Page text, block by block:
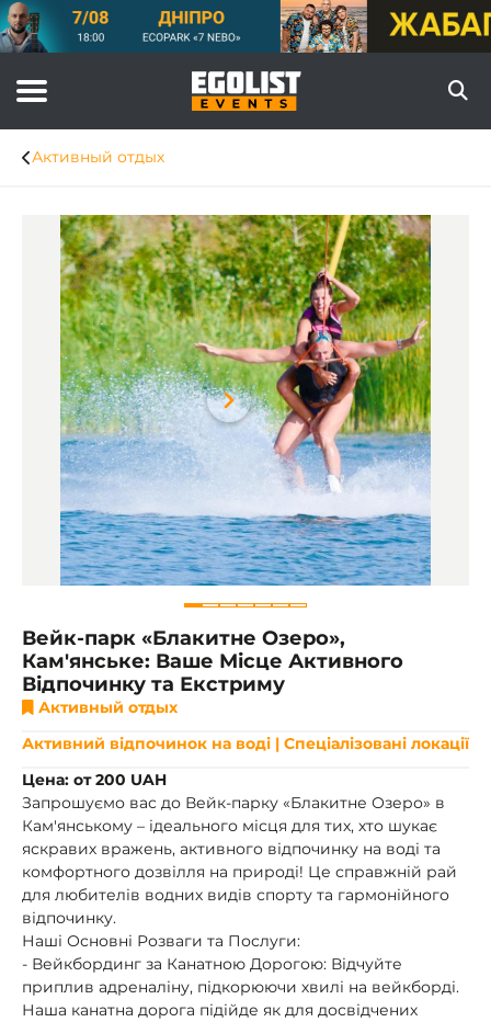
Активный отдых
Item
Вейк-парк «Блакитне Озеро»,
Кам'янське: Ваше Місце Активного
Відпочинку та Екстриму
Активный отдых
Активний відпочинок на воді | Спеціалізовані локації
Цена: от 200 UAH
Запрошуємо вас до Вейк-парку «Блакитне Озеро» в
Кам'янському – ідеального місця для тих, хто шукає
яскравих вражень, активного відпочинку на воді та
комфортного дозвілля на природі! Це справжній рай
для любителів водних видів спорту та гармонійного
відпочинку.
Наші Основні Розваги та Послуги:
- Вейкбординг за Канатною Дорогою: Відчуйте
приплив адреналіну, підкорюючи хвилі на вейкборді.
Наша канатна дорога підійде як для досвідчених